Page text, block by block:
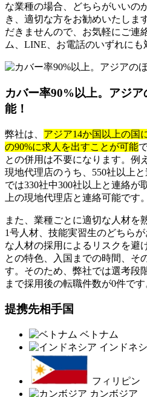
な業種の場合、どちらがいいの
き、適切な方をお勧めいたしま
だきませんので、お気軽にご連
ム、LINE、お電話のいずれにも
カバー率90%以上。アジ
能！
弊社は、 アジア14か国以上の国
の90%に求人を出すことが可能
との併用は不要になります。例
現地代理店のうち、550社以上
では330社中300社以上と連絡が
上の現地代理店と連絡可能です。
また、業種ごとに適切な人材を
1号人材、技能実習生のどちら
な人材の採用によるリスクを避
との特色、入国までの時間、そ
す。そのため、弊社では選考段
まで採用後の転職件数が0件です
提携先相手国
ベトナム
インドネ
フィリピン
カンボジア